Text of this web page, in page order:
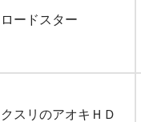
ロードスター
クスリのアオキＨＤ